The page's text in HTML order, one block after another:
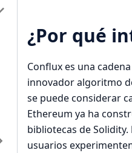
¿Por qué
Conflux es una
innovador algoritmo
se puede considerar
Ethereum ya ha
bibliotecas de
usuarios